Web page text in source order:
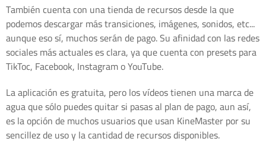
También cuenta con una tienda de recursos desde la que
podemos descargar más transiciones, imágenes, sonidos, etc...
aunque eso sí, muchos serán de pago. Su afinidad con las redes
sociales más actuales es clara, ya que cuenta con presets para
TikToc, Facebook, Instagram o YouTube.
La aplicación es gratuita, pero los vídeos tienen una marca de
agua que sólo puedes quitar si pasas al plan de pago, aun así,
es la opción de muchos usuarios que usan KineMaster por su
sencillez de uso y la cantidad de recursos disponibles.